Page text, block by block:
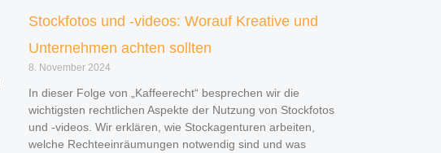
Stockfotos und -videos: Worauf Kreative und
Unternehmen achten sollten
8. November 2024
In dieser Folge von „Kaffeerecht“ besprechen wir die
wichtigsten rechtlichen Aspekte der Nutzung von Stockfotos
und -videos. Wir erklären, wie Stockagenturen arbeiten,
welche Rechteeinräumungen notwendig sind und was